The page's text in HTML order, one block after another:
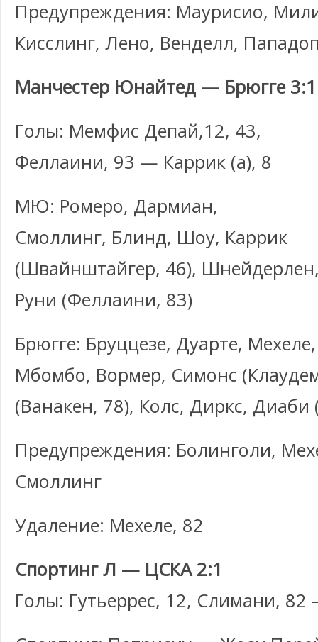
Предупреждения: Маурисио,
Кисслинг, Лено, Венделл,
Манчестер Юнайтед — Брюгге 3:1
Голы: Мемфис Депай,12, 43,
Феллаини, 93 — Каррик (а), 8
МЮ: Ромеро, Дармиан,
Смоллинг, Блинд, Шоу, Каррик
(Швайнштайгер, 46),
Руни (Феллаини, 83)
Брюгге: Бруццезе, Дуарте,
Мбомбо, Вормер, Симонс
(Ванакен, 78), Колс, Диркс, Диаби
Предупреждения: Болинголи,
Смоллинг
Удаление: Мехеле, 82
Спортинг Л — ЦСКА 2:1
Голы: Гутьеррес, 12, Слимани,